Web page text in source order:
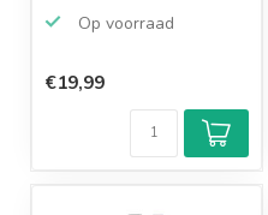
Op voorraad
€19,99